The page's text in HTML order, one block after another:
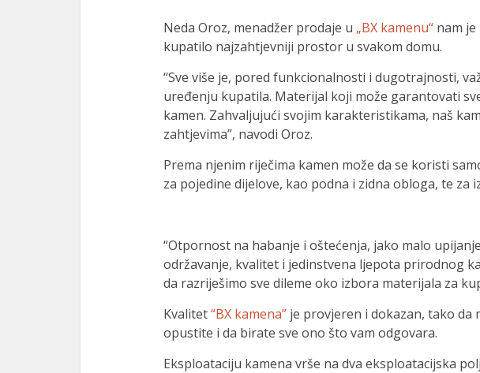
Neda Oroz, menadžer prodaje u „BX kamenu“ nam
kupatilo najzahtjevniji prostor u svakom domu.
“Sve više je, pored funkcionalnosti i dugotrajnosti,
uređenju kupatila. Materijal koji može garantovati
kamen. Zahvaljujući svojim karakteristikama, naš
zahtjevima”, navodi Oroz.
Prema njenim riječima kamen može da se koristi
za pojedine dijelove, kao podna i zidna obloga, te za
“Otpornost na habanje i oštećenja, jako malo
održavanje, kvalitet i jedinstvena ljepota prirodnog
da razriješimo sve dileme oko izbora materijala za
Kvalitet“BX kamena” je provjeren i dokazan, tako da
opustite i da birate sve ono što vam odgovara.
Eksploataciju kamena vrše na dva eksploatacijska